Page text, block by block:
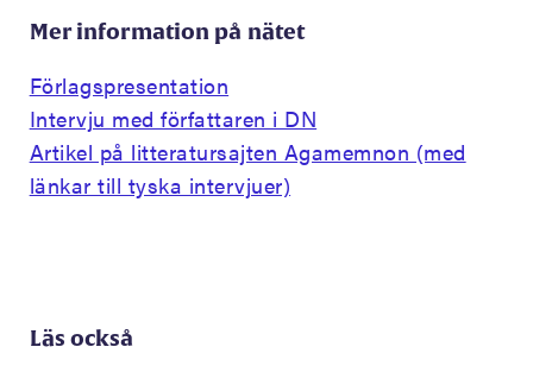
Mer information på nätet
Förlagspresentation
Intervju med författaren i DN
Artikel på litteratursajten Agamemnon (med
länkar till tyska intervjuer)
Läs också